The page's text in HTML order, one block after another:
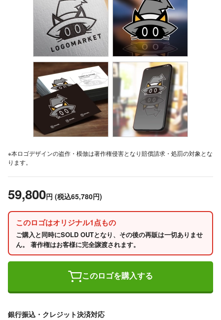
※本ロゴデザインの盗作・模倣は著作権侵害となり賠償請求・処罰の対象とな
ります。
59,800円 (税込65,780円)
このロゴはオリジナル1点もの
ご購入と同時にSOLD OUTとなり、その後の再販は一切ありませ
ん。 著作権はお客様に完全譲渡されます。
このロゴを購入する
銀行振込・クレジット決済対応